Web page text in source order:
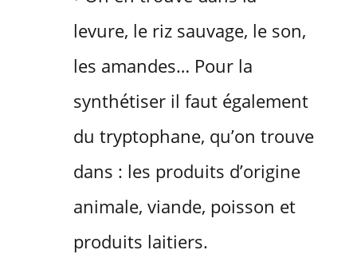
levure, le riz sauvage, le son,
les amandes… Pour la
synthétiser il faut également
du tryptophane, qu’on trouve
dans : les produits d’origine
animale, viande, poisson et
produits laitiers.